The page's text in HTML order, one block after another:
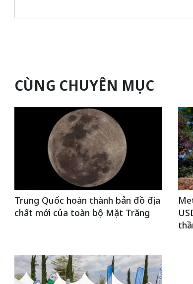
CÙNG CHUYÊN MỤC
Trung Quốc hoàn thành bản đồ địa
chất mới của toàn bộ Mặt Trăng